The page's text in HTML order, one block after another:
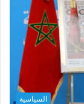
السياسية